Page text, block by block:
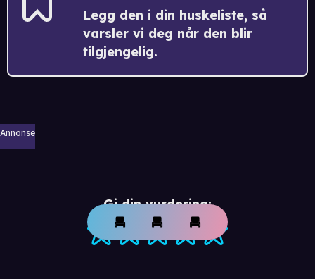
Legg den i din huskeliste, så
varsler vi deg når den blir
tilgjengelig.
Annonse
Gi din vurdering: